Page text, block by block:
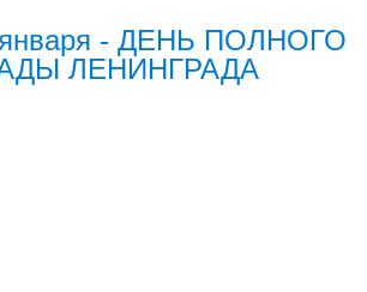
января - ДЕНЬ ПОЛНОГО
ЛЕНИНГРАДА